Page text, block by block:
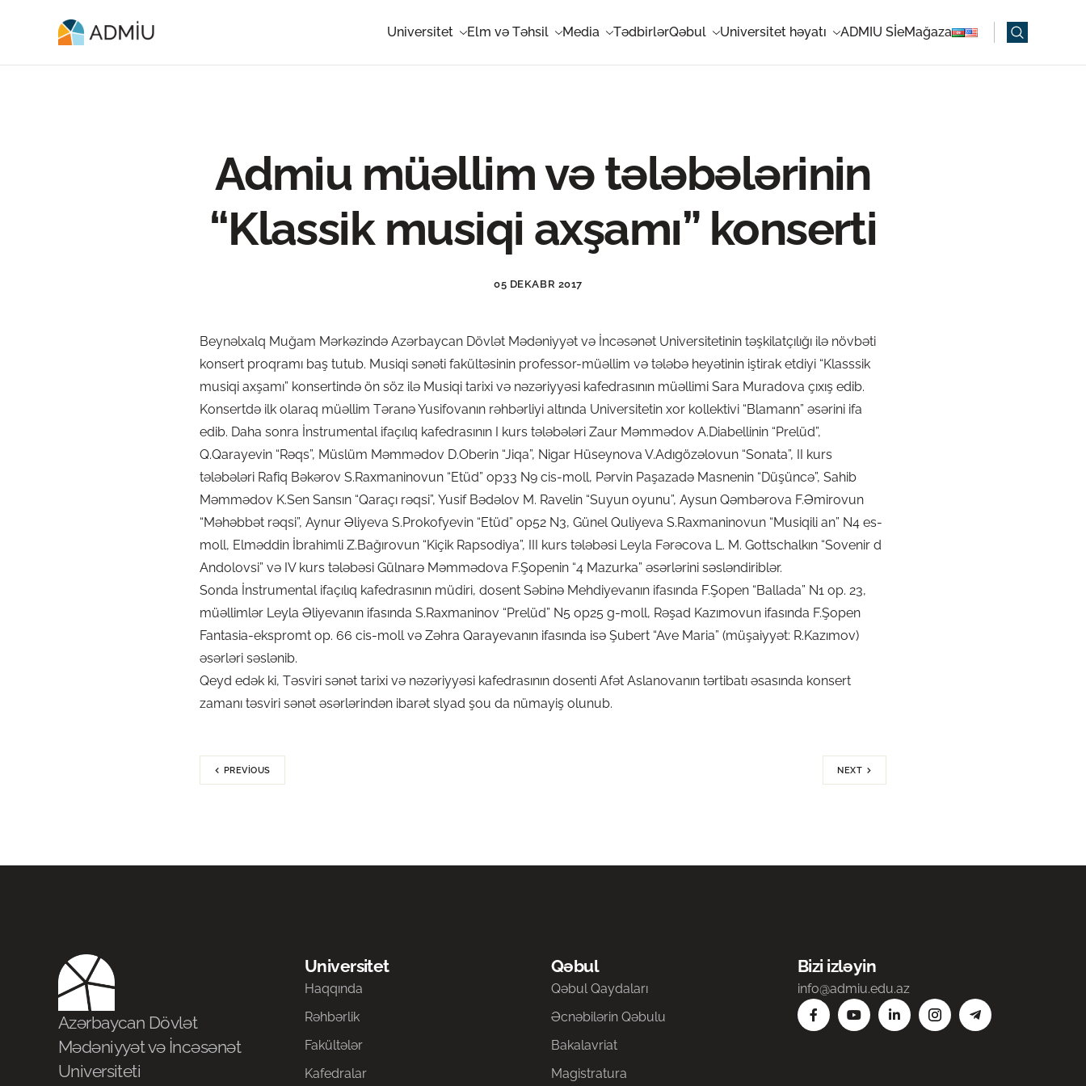
Universitet Elm və Təhsil Media TədbirlərQəbul Universitet həyatı ADMIU SİeMağaza
Admiu müəllim və tələbələrinin
“Klassik musiqi axşamı” konserti
05 DEKABR 2017
Beynəlxalq Muğam Mərkəzində Azərbaycan Dövlət Mədəniyyət və İncəsənət Universitetinin təşkilatçılığı ilə növbəti
konsert proqramı baş tutub. Musiqi sənəti fakültəsinin professor-müəllim və tələbə heyətinin iştirak etdiyi “Klasssik
musiqi axşamı” konsertində ön söz ilə Musiqi tarixi və nəzəriyyəsi kafedrasının müəllimi Sara Muradova çıxış edib.
Konsertdə ilk olaraq müəllim Təranə Yusifovanın rəhbərliyi altında Universitetin xor kollektivi “Blamann” əsərini ifa
edib. Daha sonra İnstrumental ifaçılıq kafedrasının I kurs tələbələri Zaur Məmmədov A.Diabellinin “Prelüd”,
Q.Qarayevin “Rəqs”, Müslüm Məmmədov D.Oberin “Jiqa”, Nigar Hüseynova V.Adıgözəlovun “Sonata”, II kurs
tələbələri Rafiq Bəkərov S.Raxmaninovun “Etüd” op33 N9 cis-moll, Pərvin Paşazadə Masnenin “Düşüncə”, Sahib
Məmmədov K.Sen Sansın “Qaraçı rəqsi”, Yusif Bədəlov M. Ravelin “Suyun oyunu”, Aysun Qəmbərova F.Əmirovun
“Məhəbbət rəqsi”, Aynur Əliyeva S.Prokofyevin “Etüd” op52 N3, Günel Quliyeva S.Raxmaninovun “Musiqili an” N4 es-
moll, Elməddin İbrahimli Z.Bağırovun “Kiçik Rapsodiya”, III kurs tələbəsi Leyla Fərəcova L. M. Gottschalkın “Sovenir d
Andolovsi” və IV kurs tələbəsi Gülnarə Məmmədova F.Şopenin “4 Mazurka” əsərlərini səsləndiriblər.
Sonda İnstrumental ifaçılıq kafedrasının müdiri, dosent Səbinə Mehdiyevanın ifasında F.Şopen “Ballada” N1 op. 23,
müəllimlər Leyla Əliyevanın ifasında S.Raxmaninov “Prelüd” N5 op25 g-moll, Rəşad Kazımovun ifasında F.Şopen
Fantasia-ekspromt op. 66 cis-moll və Zəhra Qarayevanın ifasında isə Şubert “Ave Maria” (müşaiyyət: R.Kazımov)
əsərləri səslənib.
Qeyd edək ki, Təsviri sənət tarixi və nəzəriyyəsi kafedrasının dosenti Afət Aslanovanın tərtibatı əsasında konsert
zamanı təsviri sənət əsərlərindən ibarət slyad şou da nümayiş olunub.
PREVIOUS NEXT
Azərbaycan Dövlət
Mədəniyyət və İncəsənət
Universiteti
Universitet
Haqqında
Rəhbərlik
Fakültələr
Kafedralar
Qəbul
Qəbul Qaydaları
Əcnəbilərin Qəbulu
Bakalavriat
Magistratura
Bizi izləyin
info@admiu.edu.az